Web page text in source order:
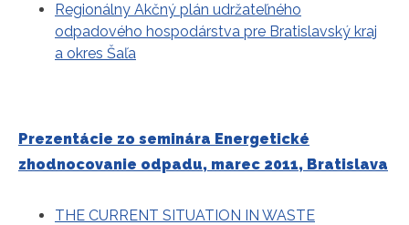
Regionálny Akčný plán udržateľného
odpadového hospodárstva pre Bratislavský kraj
a okres Šaľa
Prezentácie zo seminára Energetické
zhodnocovanie odpadu, marec 2011, Bratislava
THE CURRENT SITUATION IN WASTE